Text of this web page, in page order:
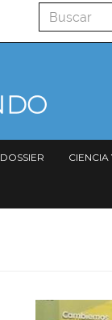
Buscar
DOSSIER